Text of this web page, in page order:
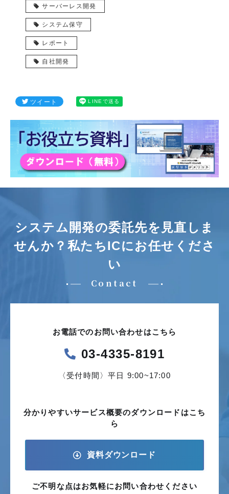
サーバーレス開発
システム保守
レポート
自社開発
ツイート LINEで送る
システム開発の委託先を見直しま
せんか？ 私たちICにお任せくださ
い
Contact
お電話でのお問い合わせはこちら
03-4335-8191
〈受付時間〉平日 9:00~17:00
分かりやすいサービス概要のダウンロードはこち
ら
資料ダウンロード
ご不明な点はお気軽にお問い合わせください